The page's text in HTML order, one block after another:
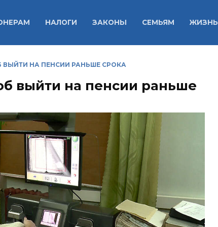
НАЛОГИ ЗАКОНЫ СЕМЬЯМ ЖИЗНЬ
НА ПЕНСИИ РАНЬШЕ СРОКА
выйти на пенсии раньше